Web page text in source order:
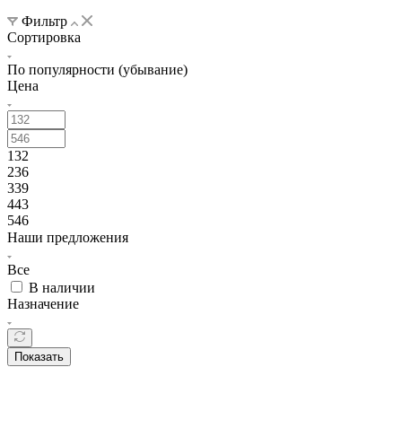
Фильтр
Сортировка
По популярности (убывание)
Цена
132
236
339
443
546
Наши предложения
Все
В наличии
Назначение
Показать